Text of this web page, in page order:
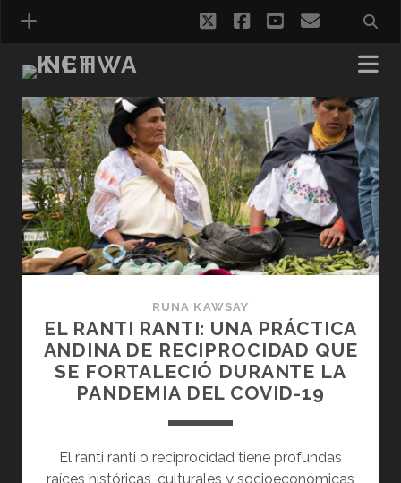
twitterfacebook
youtubecorreo
Kichwa.net
Entradas
RUNA KAWSAY
EL RANTI RANTI: UNA PRÁCTICA
ANDINA DE RECIPROCIDAD QUE
SE FORTALECIÓ DURANTE LA
PANDEMIA DEL COVID-19
El ranti ranti o reciprocidad tiene profundas
raíces históricas, culturales y socioeconómicas